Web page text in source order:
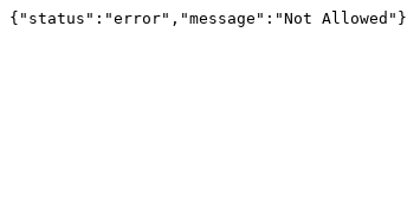
{"status":"error","message":"Not Allowed"}